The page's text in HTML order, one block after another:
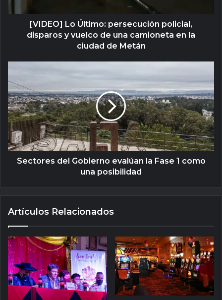
[VIDEO] Lo Último: persecución policial,
disparos y vuelco de una camioneta en la
ciudad de Metán
Sectores del Gobierno evalúan la Fase 1 como
una posibilidad
Artículos Relacionados